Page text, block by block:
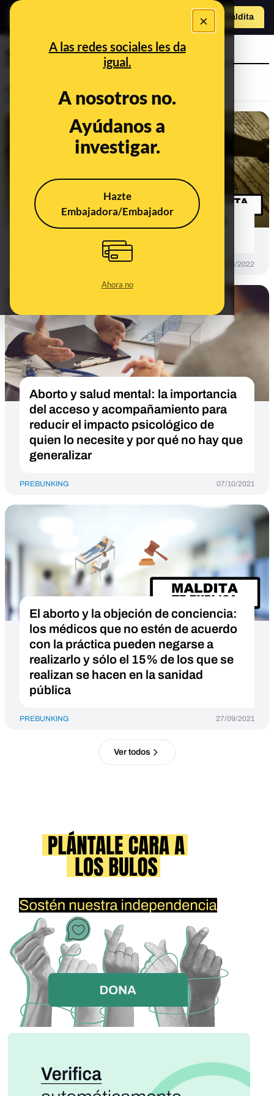
×
A las redes sociales les da
igual.
A nosotros no.
Ayúdanos a
investigar.
Hazte
Embajadora/Embajador
Ahora no
Hazte Maldita
aborto legal y gratuito
Cinco mitos sobre el aborto que los
17/05/2022
Aborto y salud mental: la importancia
del acceso y acompañamiento para
reducir el impacto psicológico de
quien lo necesite y por qué no hay que
generalizar
PREBUNKING 07/10/2021
El aborto y la objeción de conciencia:
los médicos que no estén de acuerdo
con la práctica pueden negarse a
realizarlo y sólo el 15% de los que se
realizan se hacen en la sanidad
pública
PREBUNKING 27/09/2021
Ver todos